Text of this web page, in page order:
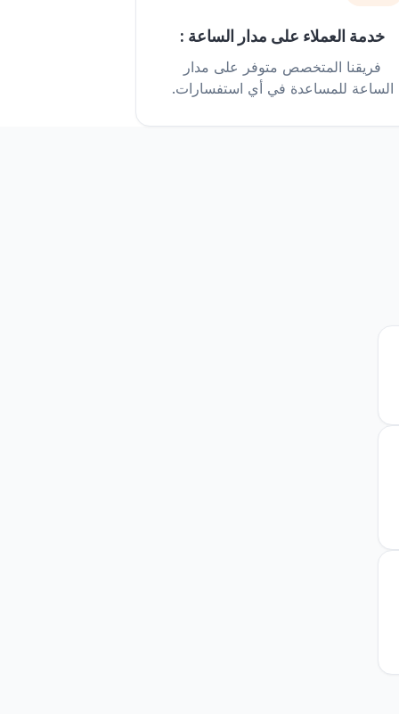
خدمة العملاء على مدار الساعة :
فريقنا المتخصص متوفر على مدار
الساعة للمساعدة في أي استفسارات.